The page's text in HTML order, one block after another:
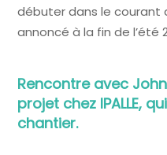
débuter dans le courant
annoncé à la fin de l’été
Rencontre avec
projet chez IPALLE,
chantier.